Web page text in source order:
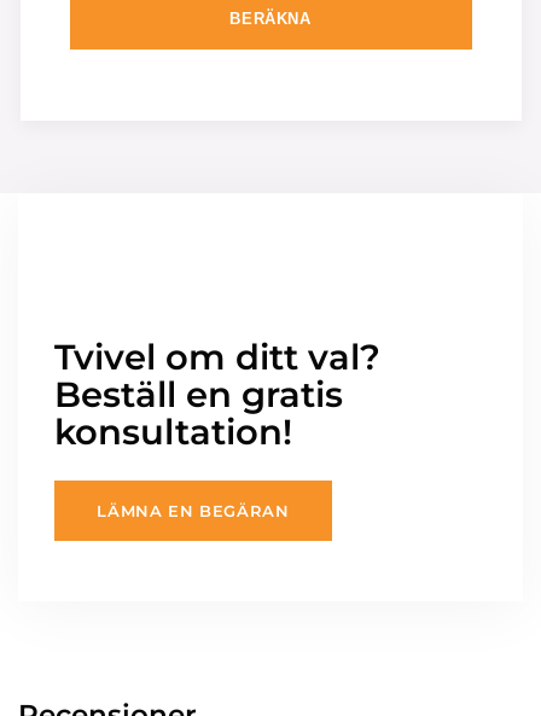
BERÄKNA
Tvivel om ditt val?
Beställ en gratis
konsultation!
LÄMNA EN BEGÄRAN